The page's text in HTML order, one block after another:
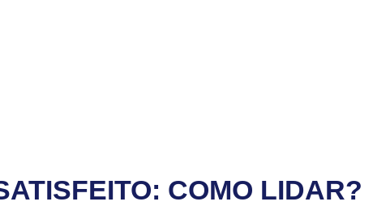
COMO LIDAR?